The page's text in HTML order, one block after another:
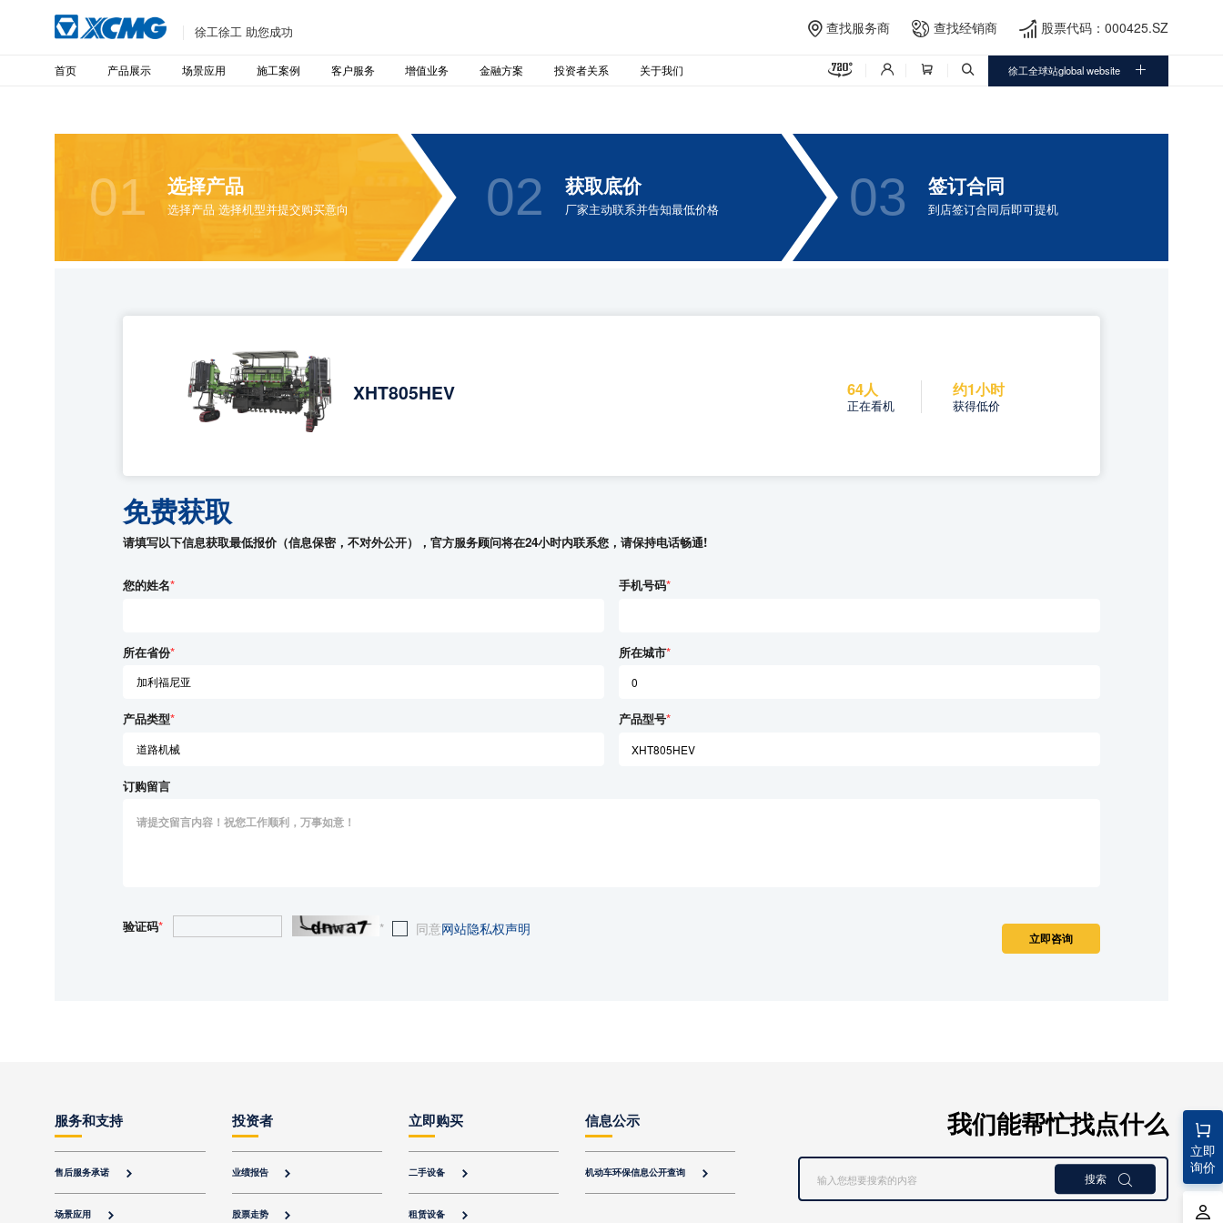
徐工徐工 助您成功  查找服务商  查找经销商  股票代码：000425.SZ
首页 产品展示 场景应用 施工案例 客户服务 增值业务 金融方案 投资者关系 关于我们     徐工全球站global website 
01 选择产品
选择产品 选择机型并提交购买意向 02 获取底价
厂家主动联系并告知最低价格 03 签订合同
到店签订合同后即可提机
XHT805HEV 64人
正在看机
约1小时
获得低价
免费获取
请填写以下信息获取最低报价（信息保密，不对外公开），官方服务顾问将在24小时内联系您，请保持电话畅通!
您的姓名* 手机号码*
所在省份* 所在城市*
产品类型* 产品型号*
订购留言
验证码* * 同意网站隐私权声明
立即
询价
服务和支持
售后服务承诺 
场景应用 
投资者
业绩报告 
股票走势 
立即购买
二手设备 
租赁设备 
信息公示
机动车环保信息公开查询 
我们能帮忙找点什么
搜索 